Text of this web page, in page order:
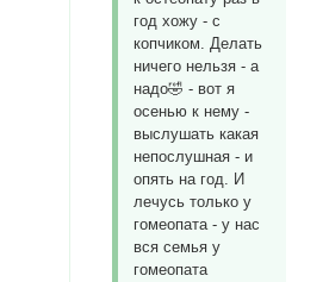
год хожу - с
копчиком. Делать
ничего нельзя - а
надо🤣 - вот я
осенью к нему -
выслушать какая
непослушная - и
опять на год. И
лечусь только у
гомеопата - у нас
вся семья у
гомеопата